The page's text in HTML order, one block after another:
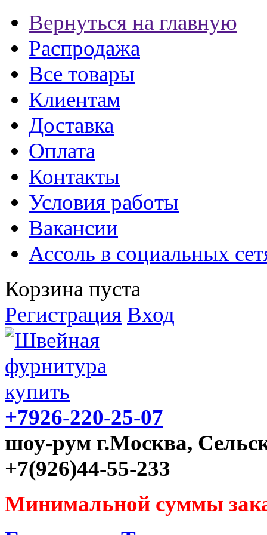
Вернуться на главную
Распродажа
Все товары
Клиентам
Доставка
Оплата
Контакты
Условия работы
Вакансии
Ассоль в социальных
Корзина пуста
Регистрация Вход
+7926-220-25-07
шоу-рум г.Москва,
+7(926)44-55-233
Минимальной суммы